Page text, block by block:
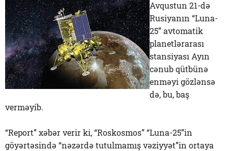
Avqustun 21-də
Rusiyanın “Luna-
25” avtomatik
planetlərarası
stansiyası Ayın
cənub qütbünə
enməyi gözlənsə
də, bu, baş
verməyib.
“Report” xəbər verir ki, “Roskosmos” “Luna-25”in
göyərtəsində “nəzərdə tutulmamış vəziyyət”in ortaya